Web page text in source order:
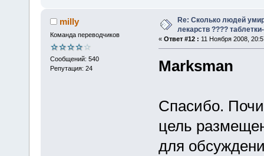
milly
Команда переводчиков
Сообщений: 540
Репутация: 24
Re: Сколько людей
лекарств ????
« Ответ #12 : 11 Ноября 2008,
Marksman
Спасибо.
цель
для